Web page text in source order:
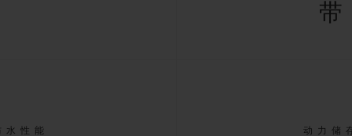
带
水性能 动力储